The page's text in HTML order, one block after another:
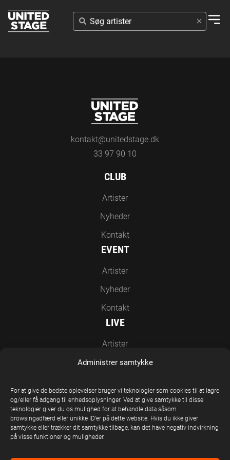
Administrer samtykke
For at give de bedste oplevelser bruger vi teknologier som cookies til at lagre
og/eller få adgang til enhedsoplysninger. Ved at give samtykke til disse
teknologier giver du os mulighed for at behandle data såsom
browsingadfærd eller unikke ID'er på dette website. Hvis du ikke giver
samtykke eller trækker dit samtykke tilbage, kan det have negativ indvirkning
på visse funktioner og muligheder.
SØG
ARTISTER
kontakt@unitedstage.dk
33 97 90 10
CLUB
Artister
Nyheder
Kontakt
EVENT
Artister
Nyheder
Kontakt
LIVE
Artister
Nyheder
EN DEL AF UNITED STAGE GROUP